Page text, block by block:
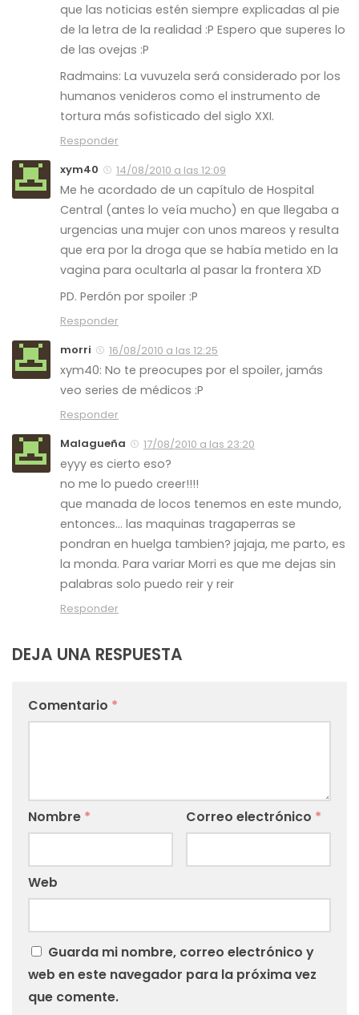
que las noticias estén siempre explicadas al pie
de la letra de la realidad :P Espero que superes lo
de las ovejas :P
Radmains: La vuvuzela será considerado por los
humanos venideros como el instrumento de
tortura más sofisticado del siglo XXI.
Responder
xym40
14/08/2010 a las 12:09
Me he acordado de un capítulo de Hospital
Central (antes lo veía mucho) en que llegaba a
urgencias una mujer con unos mareos y resulta
que era por la droga que se había metido en la
vagina para ocultarla al pasar la frontera XD
PD. Perdón por spoiler :P
Responder
morri
16/08/2010 a las 12:25
xym40: No te preocupes por el spoiler, jamás
veo series de médicos :P
Responder
Malagueña
17/08/2010 a las 23:20
eyyy es cierto eso?
no me lo puedo creer!!!!
que manada de locos tenemos en este mundo,
entonces… las maquinas tragaperras se
pondran en huelga tambien? jajaja, me parto, es
la monda. Para variar Morri es que me dejas sin
palabras solo puedo reir y reir
Responder
DEJA UNA RESPUESTA
Comentario *
Nombre * Correo electrónico *
Web
Guarda mi nombre, correo electrónico y
web en este navegador para la próxima vez
que comente.